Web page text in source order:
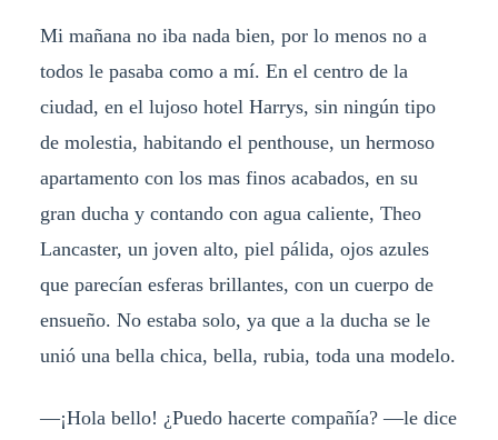
Mi mañana no iba nada bien, por lo menos no a
todos le pasaba como a mí. En el centro de la
ciudad, en el lujoso hotel Harrys, sin ningún tipo
de molestia, habitando el penthouse, un hermoso
apartamento con los mas finos acabados, en su
gran ducha y contando con agua caliente, Theo
Lancaster, un joven alto, piel pálida, ojos azules
que parecían esferas brillantes, con un cuerpo de
ensueño. No estaba solo, ya que a la ducha se le
unió una bella chica, bella, rubia, toda una modelo.
—¡Hola bello! ¿Puedo hacerte compañía? —le dice